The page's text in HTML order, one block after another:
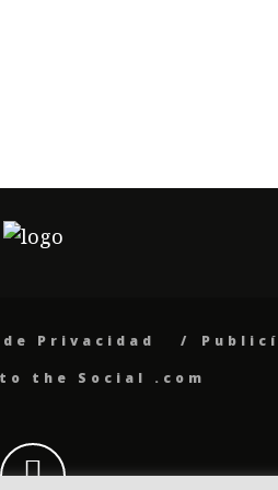
Privacidad
the Social .com